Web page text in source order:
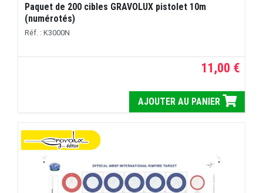
Paquet de 200 cibles GRAVOLUX pistolet 10m
(numérotés)
Réf. : K3000N
11,00 €
AJOUTER AU PANIER